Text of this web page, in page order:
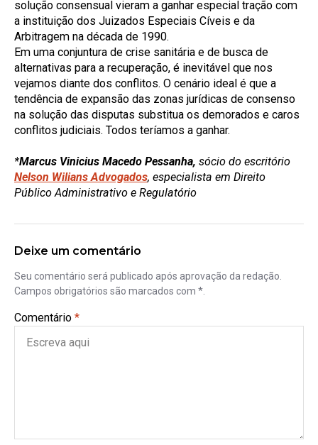
solução consensual vieram a ganhar especial tração com
a instituição dos Juizados Especiais Cíveis e da
Arbitragem na década de 1990.
Em uma conjuntura de crise sanitária e de busca de
alternativas para a recuperação, é inevitável que nos
vejamos diante dos conflitos. O cenário ideal é que a
tendência de expansão das zonas jurídicas de consenso
na solução das disputas substitua os demorados e caros
conflitos judiciais. Todos teríamos a ganhar.
*Marcus Vinicius Macedo Pessanha, sócio do escritório
Nelson Wilians Advogados, especialista em Direito
Público Administrativo e Regulatório
Deixe um comentário
Seu comentário será publicado após aprovação da redação.
Campos obrigatórios são marcados com *.
Comentário *